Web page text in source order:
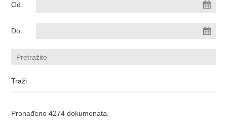
Od:
Do:
Pronađeno 4274 dokumenata.